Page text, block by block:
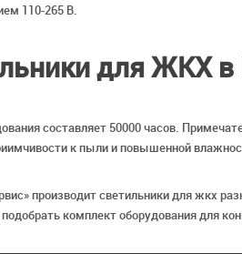
110-265 В.
для ЖКХ
составляет 50000 часов.
к пыли и повышенной
производит светильники для жкх
комплект оборудования для